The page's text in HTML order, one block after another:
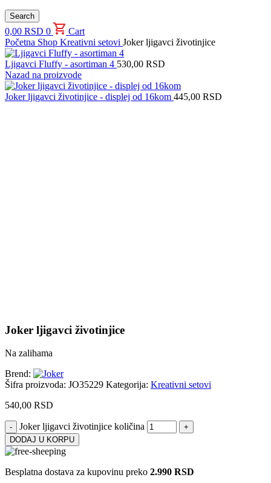
Search
0,00 RSD 0
Cart
Početna Shop Kreativni setovi Joker ljigavci životinjice
Ljigavci Fluffy - asortiman 4 530,00 RSD
Nazad na proizvode
Joker ljigavci životinjice - displej od 16kom 445,00 RSD
Joker ljigavci životinjice
Na zalihama
Brend:
Šifra proizvoda: JO35229 Kategorija: Kreativni setovi
540,00 RSD
Joker ljigavci životinjice količina
DODAJ U KORPU
Besplatna dostava za kupovinu preko 2.990 RSD